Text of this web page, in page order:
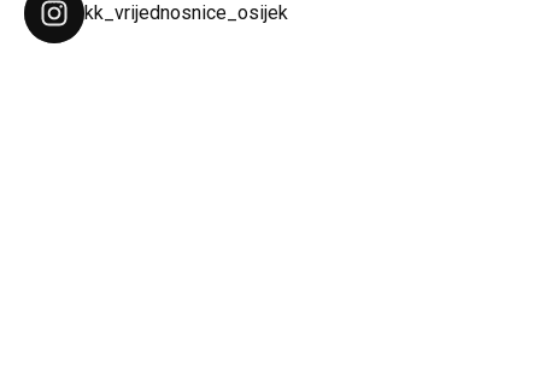
kk_vrijednosnice_osijek